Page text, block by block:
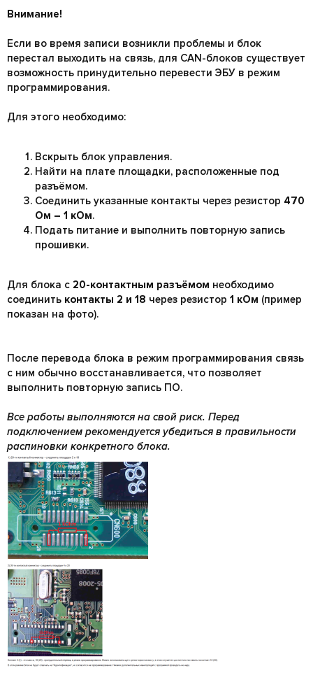
Внимание!
Если во время записи возникли проблемы и блок
перестал выходить на связь, для CAN-блоков существует
возможность принудительно перевести ЭБУ в режим
программирования.
Для этого необходимо:
Вскрыть блок управления.
Найти на плате площадки, расположенные под
разъёмом.
Соединить указанные контакты через резистор 470
Ом – 1 кОм.
Подать питание и выполнить повторную запись
прошивки.
Для блока с 20-контактным разъёмом необходимо
соединить контакты 2 и 18 через резистор 1 кОм (пример
показан на фото).
После перевода блока в режим программирования связь
с ним обычно восстанавливается, что позволяет
выполнить повторную запись ПО.
Все работы выполняются на свой риск. Перед
подключением рекомендуется убедиться в правильности
распиновки конкретного блока.